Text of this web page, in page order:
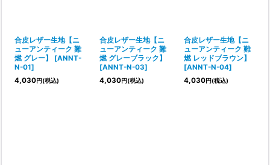
合皮レザー生地【ニ
ューアンティーク 難
燃 グレー】
[ANNT-
N-01]
4,030円(税込)
合皮レザー生地【ニ
ューアンティーク 難
燃 グレーブラック】
[ANNT-N-03]
4,030円(税込)
合皮レザー生地【ニ
ューアンティーク 難
燃 レッドブラウン】
[ANNT-N-04]
4,030円(税込)